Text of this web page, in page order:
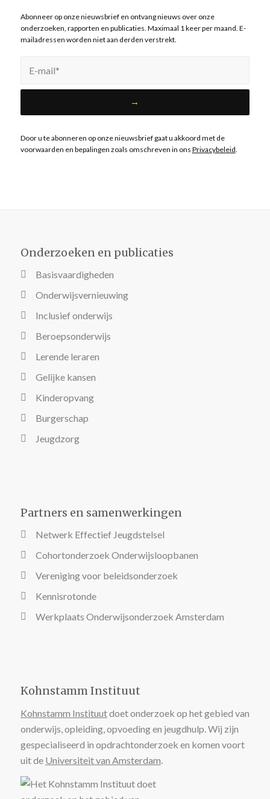
Abonneer op onze nieuwsbrief en ontvang nieuws over onze
onderzoeken, rapporten en publicaties. Maximaal 1 keer per maand. E-
mailadressen worden niet aan derden verstrekt.
Door u te abonneren op onze nieuwsbrief gaat u akkoord met de
voorwaarden en bepalingen zoals omschreven in ons Privacybeleid.
Onderzoeken en publicaties
Basisvaardigheden
Onderwijsvernieuwing
Inclusief onderwijs
Beroepsonderwijs
Lerende leraren
Gelijke kansen
Kinderopvang
Burgerschap
Jeugdzorg
Partners en samenwerkingen
Netwerk Effectief Jeugdstelsel
Cohortonderzoek Onderwijsloopbanen
Vereniging voor beleidsonderzoek
Kennisrotonde
Werkplaats Onderwijsonderzoek Amsterdam
Kohnstamm Instituut
Kohnstamm Instituutdoet onderzoek op het gebied van
onderwijs, opleiding, opvoeding en jeugdhulp. Wij zijn
gespecialiseerd in opdrachtonderzoek en komen voort
uit de Universiteit van Amsterdam